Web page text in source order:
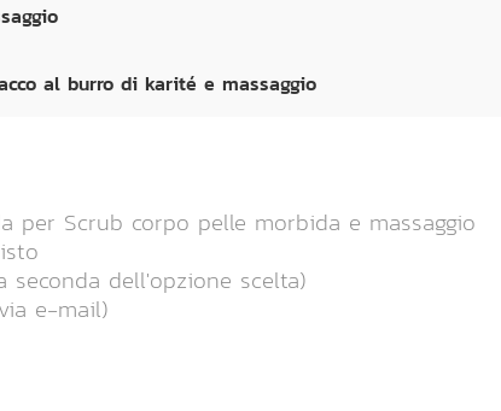
al burro di karité e massaggio
per Scrub corpo pelle morbida e massaggio
dell'opzione scelta)
e-mail)